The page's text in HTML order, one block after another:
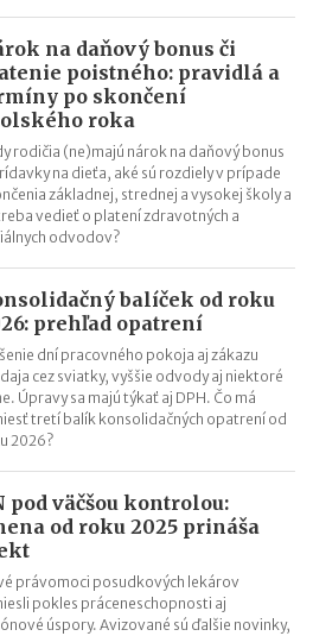
na daňový bonus či
poistného: pravidlá a
po skončení
roka
rodičia (ne)majú nárok na daňový bonus
na dieťa, aké sú rozdiely v prípade
základnej, strednej a vysokej školy a
vedieť o platení zdravotných a
odvodov?
balíček od roku
prehľad opatrení
dní pracovného pokoja aj zákazu
cez sviatky, vyššie odvody aj niektoré
Úpravy sa majú týkať aj DPH. Čo má
tretí balík konsolidačných opatrení od
2026?
pod väčšou kontrolou:
od roku 2025 prináša
právomoci posudkových lekárov
pokles práceneschopnosti aj
úspory. Avizované sú ďalšie novinky,